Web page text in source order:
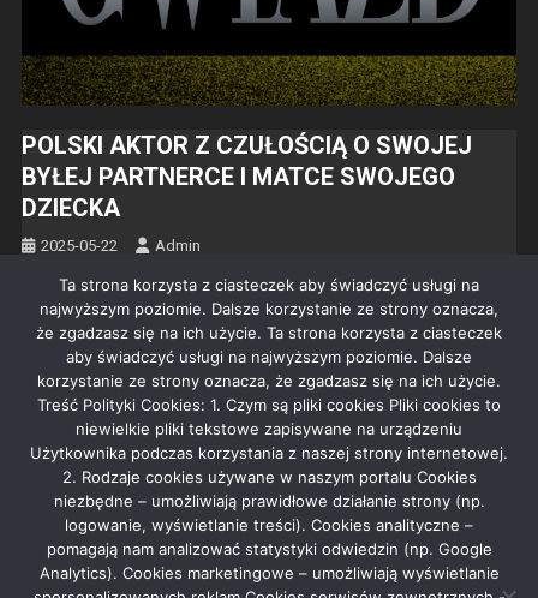
POLSKI AKTOR Z CZUŁOŚCIĄ O SWOJEJ
BYŁEJ PARTNERCE I MATCE SWOJEGO
DZIECKA
2025-05-22 Admin
Choć nie stworzyli trwałego związku, a ich życiowe dro­gi podob­
no dawno się rozeszły. Mają syna i pracu­ją w tej samej branży.
Facebook
Mastodon
EmailShare
Czytaj dalej
Rekla­ma
Ta strona korzysta z ciasteczek aby świadczyć usługi na
najwyższym poziomie. Dalsze korzystanie ze strony oznacza,
że zgadzasz się na ich użycie. Ta strona korzysta z ciasteczek
aby świadczyć usługi na najwyższym poziomie. Dalsze
korzystanie ze strony oznacza, że zgadzasz się na ich użycie.
Treść Polityki Cookies: 1. Czym są pliki cookies Pliki cookies to
niewielkie pliki tekstowe zapisywane na urządzeniu
Użytkownika podczas korzystania z naszej strony internetowej.
2. Rodzaje cookies używane w naszym portalu Cookies
niezbędne – umożliwiają prawidłowe działanie strony (np.
logowanie, wyświetlanie treści). Cookies analityczne –
pomagają nam analizować statystyki odwiedzin (np. Google
Analytics). Cookies marketingowe – umożliwiają wyświetlanie